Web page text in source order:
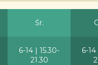
Śr.
6-14 | 15.30-
21.30
6-